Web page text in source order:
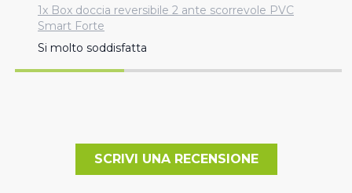
1x Box doccia reversibile 2 ante scorrevole PVC
Smart Forte
Si molto soddisfatta
SCRIVI UNA RECENSIONE